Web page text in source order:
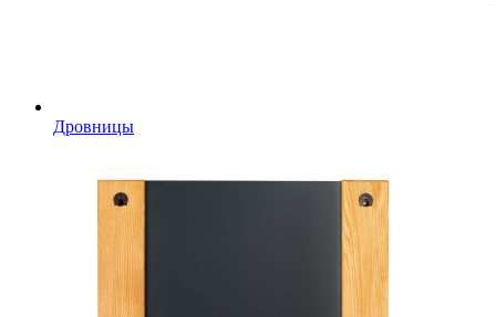
Дровницы